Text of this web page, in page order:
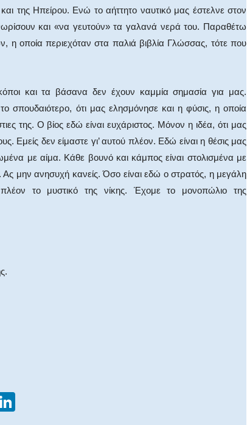
της Ηπείρου. Ενώ το αήττητο ναυτικό μας έστελνε στον
και «να γευτούν» τα γαλανά νερά του. Παραθέτω
η οποία περιεχόταν στα παλιά βιβλία Γλώσσας, τότε που
και τα βάσανα δεν έχουν καμμία σημασία για μας.
σπουδαιότερο, ότι μας ελησμόνησε και η φύσις, η οποία
της. Ο βίος εδώ είναι ευχάριστος. Μόνον η ιδέα, ότι μας
Εμείς δεν είμαστε γι’ αυτού πλέον. Εδώ είναι η θέσις μας
με αίμα. Κάθε βουνό και κάμπος είναι στολισμένα με
Ας μην ανησυχή κανείς. Όσο είναι εδώ ο στρατός, η μεγάλη
το μυστικό της νίκης. Έχομε το μονοπώλιο της
W